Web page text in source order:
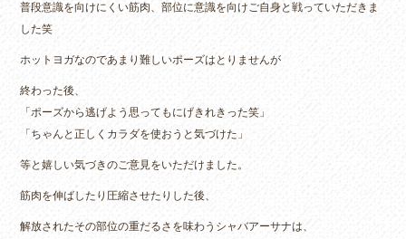
普段意識を向けにくい筋肉、部位に意識を向けご自身と戦っていただきま
した笑
ホットヨガなのであまり難しいポーズはとりませんが
終わった後、
「ポーズから逃げよう思ってもにげきれきった笑」
「ちゃんと正しくカラダを使おうと気づけた」
等と嬉しい気づきのご意見をいただけました。
筋肉を伸ばしたり圧縮させたりした後、
解放されたその部位の重だるさを味わうシャバアーサナは、